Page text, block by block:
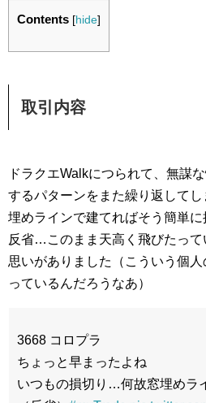
Contents [hide]
取引内容
ドラクエWalkにつられて、無謀
するパターンをまた繰り返して
埋めラインで建てればそう簡単
反省…このまま天高く飛びたって
思いがありました（こういう個
っているんだろうなあ）
3668 コロプラ
ちょっと早まったよね
いつもの損切り…何故窓埋めラ